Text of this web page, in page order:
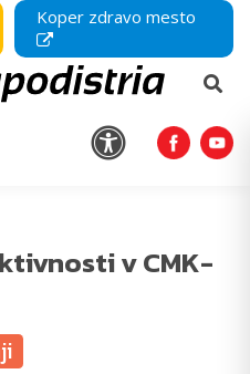
Koper zdravo mesto
v CMK-